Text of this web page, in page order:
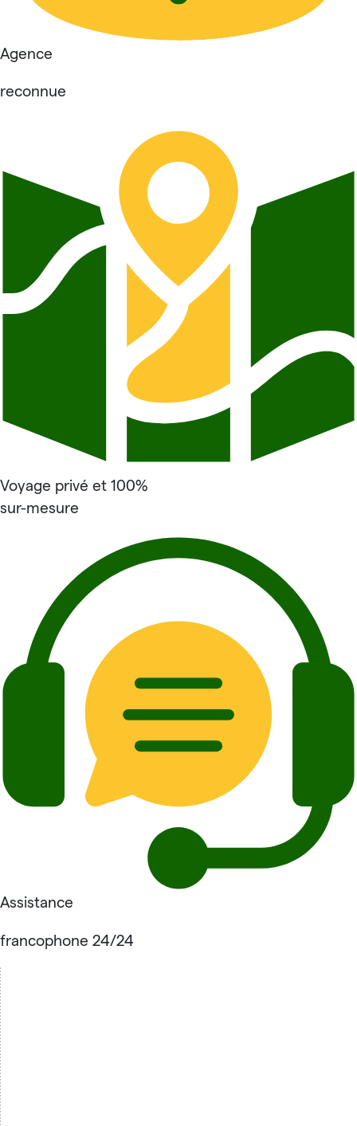
Agence
reconnue
Voyage privé et 100%
sur-mesure
Assistance
francophone 24/24